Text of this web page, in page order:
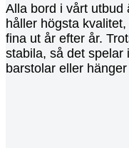
Alla bord i vårt utbud
håller högsta
fina ut år efter år.
stabila, så det spelar
barstolar eller